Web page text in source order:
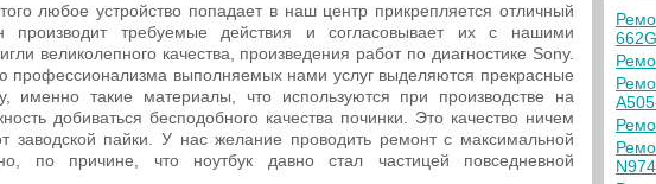
любое устройство попадает в наш центр прикрепляется отличный
производит требуемые действия и согласовывает их с нашими
великолепного качества, произведения работ по диагностике Sony.
профессионализма выполняемых нами услуг выделяются прекрасные
именно такие материалы, что используются при производстве на
добиваться бесподобного качества починки. Это качество ничем
заводской пайки. У нас желание проводить ремонт с максимальной
по причине, что ноутбук давно стал частицей повседневной